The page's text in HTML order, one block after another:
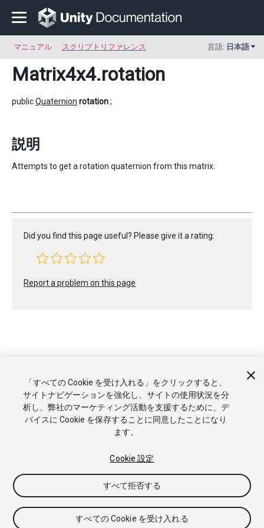
マニュアル スクリプトリファレンス 言語: 日本語
Matrix4x4.rotation
publicQuaternion rotation;
説明
Attempts to get a rotation quaternion from this matrix.
Did you find this page useful? Please give it a rating:
Report a problem on this page
チュートリアル
Answers ナレッジベース フォーラム
ットストア
商標と利用規約 法律関連
プライバシーポリシー
クッキー
私の個人情報を販売または共有しない
Cookie 優先設定
「すべての Cookie を受け入れる」をクリックすると、
サイトナビゲーションを強化し、サイトの使用状況を分
析し、弊社のマーケティング活動を支援するために、デ
バイスに Cookie を保存することに同意したことになり
ます。
Cookie 設定
すべて拒否する
すべての Cookie を受け入れる